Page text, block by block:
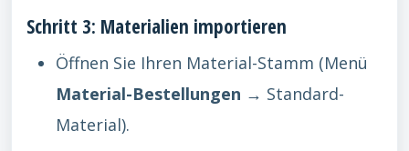
Schritt 3: Materialien importieren
Öffnen Sie Ihren Material-Stamm (Menü
Material-Bestellungen → Standard-
Material).